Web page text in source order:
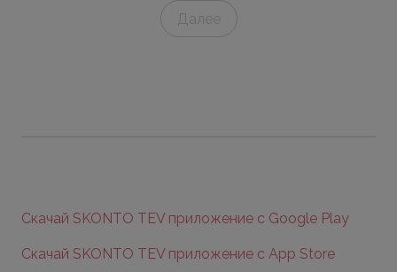
Далее
Скачай SKONTO TEV приложение с Google Play
Скачай SKONTO TEV приложение с App Store